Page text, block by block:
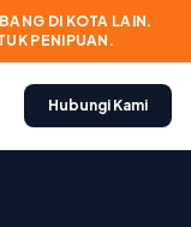
DI KOTA LAIN.
PENIPUAN.
Hubungi Kami